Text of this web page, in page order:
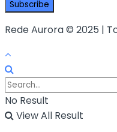
Rede Aurora © 2025 |
No Result
View All Result